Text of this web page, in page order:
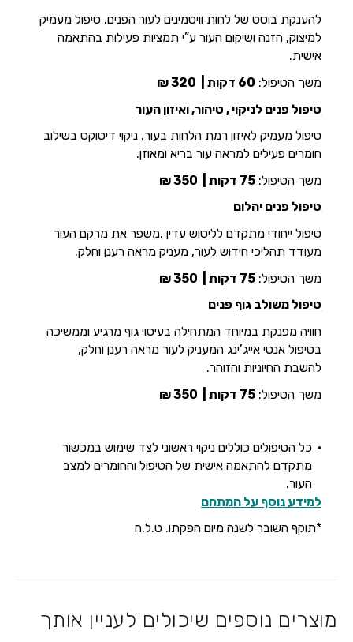
להענקת בוסט של לחות וויטמינים לעור הפנים. טיפול מעמיק
למיצוק, הזנה ושיקום העור ע”י תמציות פעילות בהתאמה
אישית.
משך הטיפול: 60 דקות |
טיפול פנים לניקוי , טיהור, ואיזון העור
טיפול מעמיק לאיזון רמת הלחות בעור. ניקוי דיטוקס בשילוב
חומרים פעילים למראה עור בריא ומאוזן.
משך הטיפול: 75 דקות |
טיפול פנים יהלום
טיפול ייחודי מתקדם לליטוש עדין ,משפר את מרקם העור
מעודד תהליכי חידוש לעור, מעניק מראה רענן וחלק.
משך הטיפול: 75 דקות |
טיפול משולב גוף פנים
חוויה מפנקת במיוחד המתחילה בעיסוי גוף מרגיע וממשיכה
בטיפול אנטי אייג’ינג המעניק לעור מראה רענן וחלק,
להשבת החיוניות והזוהר.
משך הטיפול: 75 דקות |
כל הטיפולים כוללים ניקוי ראשוני לצד שימוש במכשור
מתקדם להתאמה אישית של הטיפול והחומרים למצב
העור.
למידע נוסף על המתחם
*תוקף השובר לשנה מיום הפקתו. ט.ל.ח
מוצרים נוספים שיכולים לעניין אותך